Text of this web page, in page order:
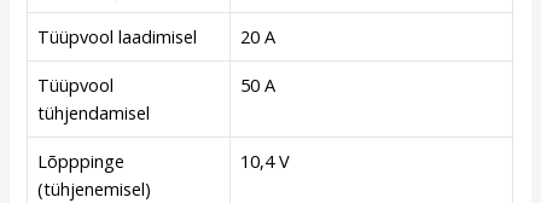
Tüüpvool laadimisel
20 A
Tüüpvool
tühjendamisel
50 A
Lõpppinge
(tühjenemisel)
10,4 V